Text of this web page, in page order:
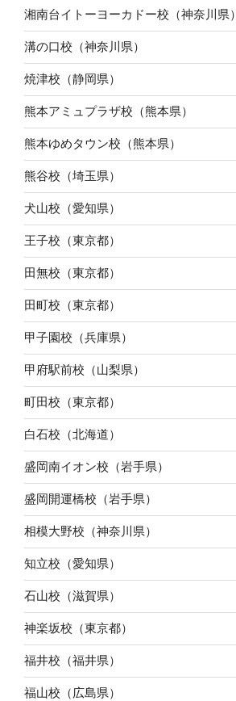
湘南台イトーヨーカドー校（神奈川県）
溝の口校（神奈川県）
焼津校（静岡県）
熊本アミュプラザ校（熊本県）
熊本ゆめタウン校（熊本県）
熊谷校（埼玉県）
犬山校（愛知県）
王子校（東京都）
田無校（東京都）
田町校（東京都）
甲子園校（兵庫県）
甲府駅前校（山梨県）
町田校（東京都）
白石校（北海道）
盛岡南イオン校（岩手県）
盛岡開運橋校（岩手県）
相模大野校（神奈川県）
知立校（愛知県）
石山校（滋賀県）
神楽坂校（東京都）
福井校（福井県）
福山校（広島県）